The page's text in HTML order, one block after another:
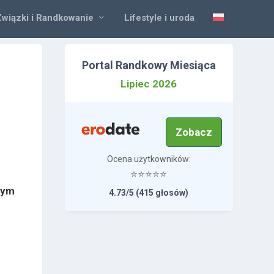
i Randkowanie Lifestyle i uroda
Portal Randkowy Miesiąca
Lipiec 2026
Zobacz
Ocena użytkowników:
⭐⭐⭐⭐⭐
4.73/5 (415 głosów)